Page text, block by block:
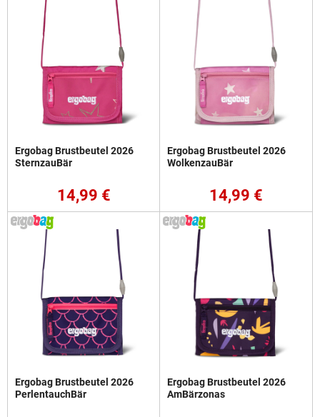
Ergobag Brustbeutel 2026
SternzauBär
14,99 €
Ergobag Brustbeutel 2026
WolkenzauBär
14,99 €
Ergobag Brustbeutel 2026
PerlentauchBär
Ergobag Brustbeutel 2026
AmBärzonas